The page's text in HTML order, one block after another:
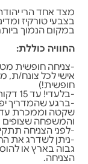
מצד אחד הרי
בצבעי טורקיז
במקום הנמוך
החוויה כוללת:
חופשית!)
-בלעדי! עד 15 דקות טיסה חוויה במטוס הצניחה החדיש בארץ.
שקטה וממכרת עד
והמשפחה
-לפני הצניחה
גבוה בארץ או
הצניחה.